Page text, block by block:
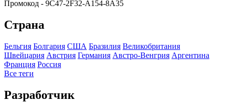
Промокод - 9C47-2F32-A154-8A35
Страна
Бельгия Болгария США Бразилия Великобритания
Швейцария Австрия Германия Австро-Венгрия Аргентина
Франция Росcия
Все теги
Разработчик